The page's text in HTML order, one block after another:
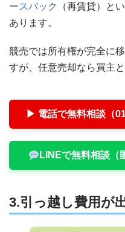
ースバック
（再賃貸）と
あります。
競売では所有権が完全に
すが、任意売却なら買主
▶ 電話で無料相談（
LINEで無料相談（
3.引っ越し費用が